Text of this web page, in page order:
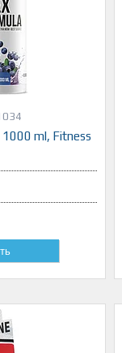
1000 ml, Fitness